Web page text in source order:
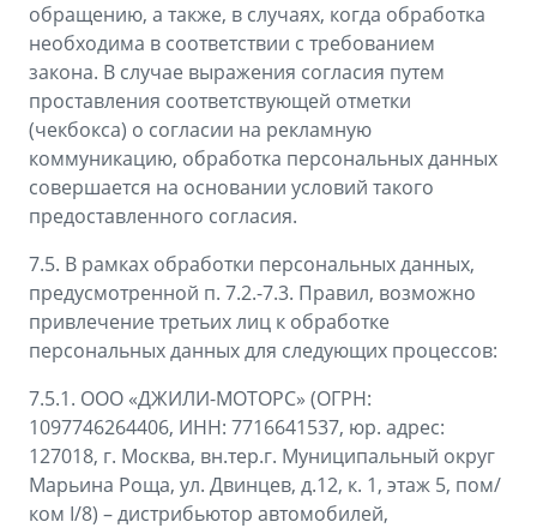
обращению, а также, в случаях, когда обработка
необходима в соответствии с требованием
закона. В случае выражения согласия путем
проставления соответствующей отметки
(чекбокса) о согласии на рекламную
коммуникацию, обработка персональных данных
совершается на основании условий такого
предоставленного согласия.
7.5. В рамках обработки персональных данных,
предусмотренной п. 7.2.-7.3. Правил, возможно
привлечение третьих лиц к обработке
персональных данных для следующих процессов:
7.5.1. ООО «ДЖИЛИ-МОТОРС» (ОГРН:
1097746264406, ИНН: 7716641537, юр. адрес:
127018, г. Москва, вн.тер.г. Муниципальный округ
Марьина Роща, ул. Двинцев, д.12, к. 1, этаж 5, пом/
ком I/8) – дистрибьютор автомобилей,